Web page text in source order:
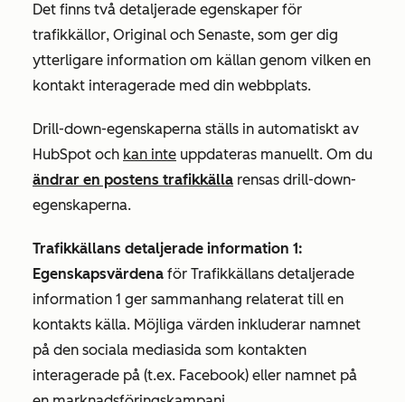
Det finns två detaljerade egenskaper för
trafikkällor, Original och Senaste, som ger dig
ytterligare information om källan genom vilken en
kontakt interagerade med din webbplats.
Drill-down-egenskaperna ställs in automatiskt av
HubSpot och kan inte uppdateras manuellt. Om du
ändrar en postens trafikkälla rensas drill-down-
egenskaperna.
Trafikkällans detaljerade information 1:
Egenskapsvärdena för Trafikkällans detaljerade
information 1 ger sammanhang relaterat till en
kontakts källa. Möjliga värden inkluderar namnet
på den sociala mediasida som kontakten
interagerade på (t.ex. Facebook) eller namnet på